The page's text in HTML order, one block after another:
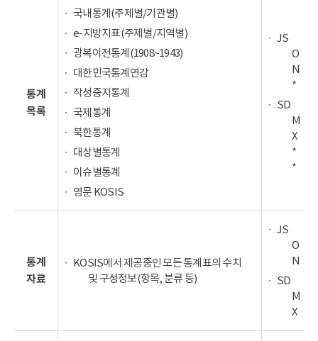
통계
목록
국내통계(주제별/기관별)
e-지방지표(주제별/지역별)
광복이전통계(1908~1943)
대한민국통계연감
작성중지통계
국제통계
북한통계
대상별통계
이슈별통계
영문 KOSIS
JS
O
N
*
SD
M
X
*
*
통계
자료
KOSIS에서 제공중인 모든 통계표의 수치
및 구성정보(항목, 분류 등)
JS
O
N
SD
M
X